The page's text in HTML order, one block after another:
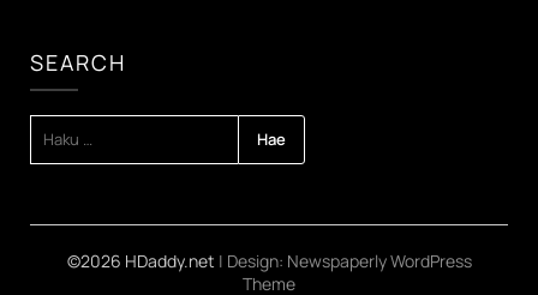
SEARCH
©2026 HDaddy.net | Design: Newspaperly WordPress
Theme